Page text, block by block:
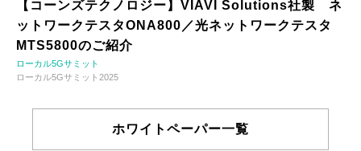
【コーンズテクノロジー】VIAVI Solutions社製 ネ
ットワークテスタONA800／光ネットワークテスタ
MTS5800のご紹介
ローカル5Gサミット
ローカル5Gサミット2025
ホワイトペーパー一覧